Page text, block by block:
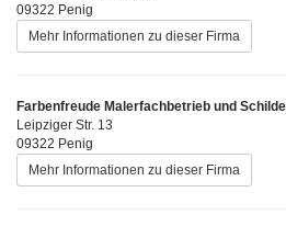
09322 Penig
Mehr Informationen zu dieser Firma
Farbenfreude Malerfachbetrieb und
Leipziger Str. 13
09322 Penig
Mehr Informationen zu dieser Firma